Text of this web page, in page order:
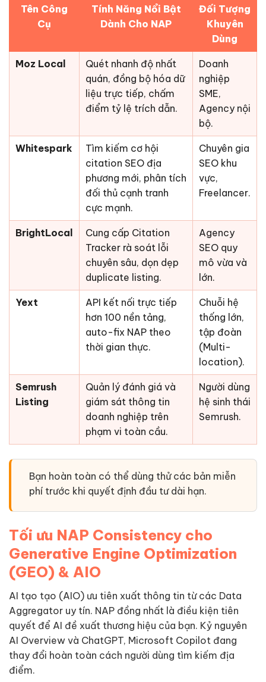
Tên Công
Cụ
Tính Năng Nổi Bật
Dành Cho NAP
Đối Tượng
Khuyên
Dùng
Moz Local
Quét nhanh độ nhất
quán, đồng bộ hóa dữ
liệu trực tiếp, chấm
điểm tỷ lệ trích dẫn.
Doanh
nghiệp
SME,
Agency nội
bộ.
Whitespark
Tìm kiếm cơ hội
citation SEO địa
phương mới, phân tích
đối thủ cạnh tranh
cực mạnh.
Chuyên gia
SEO khu
vực,
Freelancer.
BrightLocal
Cung cấp Citation
Tracker rà soát lỗi
chuyên sâu, dọn dẹp
duplicate listing.
Agency
SEO quy
mô vừa và
lớn.
Yext
API kết nối trực tiếp
hơn 100 nền tảng,
auto-fix NAP theo
thời gian thực.
Chuỗi hệ
thống lớn,
tập đoàn
(Multi-
location).
Semrush
Listing
Quản lý đánh giá và
giám sát thông tin
doanh nghiệp trên
phạm vi toàn cầu.
Người dùng
hệ sinh thái
Semrush.
Bạn hoàn toàn có thể dùng thử các bản miễn
phí trước khi quyết định đầu tư dài hạn.
Tối ưu NAP Consistency cho
Generative Engine Optimization
(GEO) & AIO
AI tạo tạo (AIO) ưu tiên xuất thông tin từ các Data
Aggregator uy tín. NAP đồng nhất là điều kiện tiên
quyết để AI đề xuất thương hiệu của bạn. Kỷ nguyên
AI Overview và ChatGPT, Microsoft Copilot đang
thay đổi hoàn toàn cách người dùng tìm kiếm địa
điểm.